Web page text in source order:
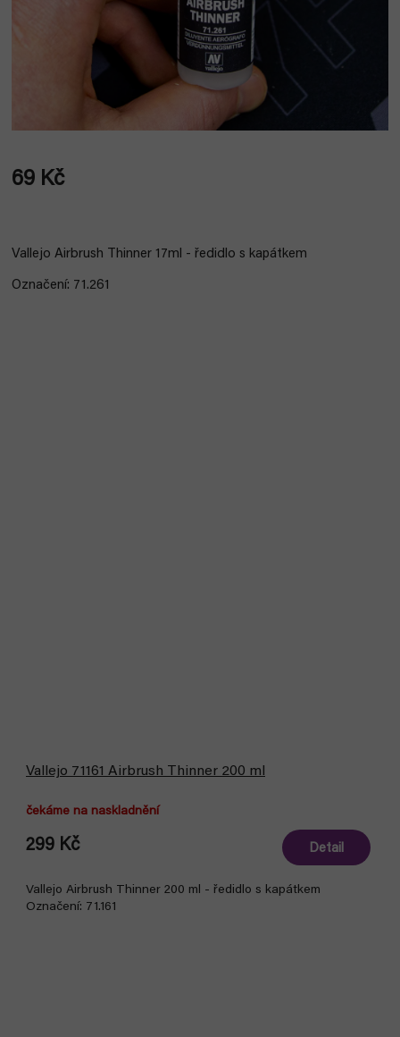
69 Kč
Vallejo Airbrush Thinner 17ml - ředidlo s kapátkem
Označení: 71.261
Vallejo 71161 Airbrush Thinner 200 ml
čekáme na naskladnění
299 Kč Detail
Vallejo Airbrush Thinner 200 ml - ředidlo s kapátkem
Označení: 71.161